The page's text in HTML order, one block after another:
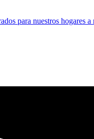
para nuestros